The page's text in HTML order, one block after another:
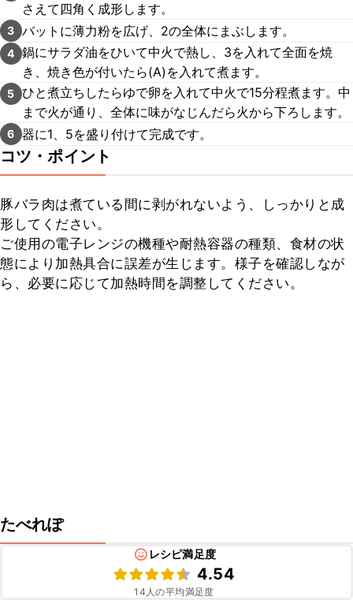
さえて四角く成形します。
3 バットに薄力粉を広げ、2の全体にまぶします。
4 鍋にサラダ油をひいて中火で熱し、3を入れて全面を焼
き、焼き色が付いたら(A)を入れて煮ます。
5 ひと煮立ちしたらゆで卵を入れて中火で15分程煮ます。中
まで火が通り、全体に味がなじんだら火から下ろします。
6 器に1、5を盛り付けて完成です。
コツ・ポイント
豚バラ肉は煮ている間に剥がれないよう、しっかりと成
形してください。
ご使用の電子レンジの機種や耐熱容器の種類、食材の状
態により加熱具合に誤差が生じます。様子を確認しなが
ら、必要に応じて加熱時間を調整してください。
たべれぽ
レシピ満足度
4.54
14 人の平均満足度